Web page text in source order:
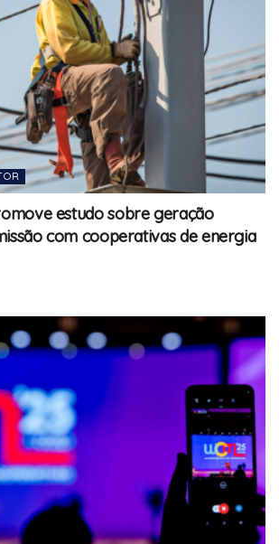
estudo sobre geração
com cooperativas de energia